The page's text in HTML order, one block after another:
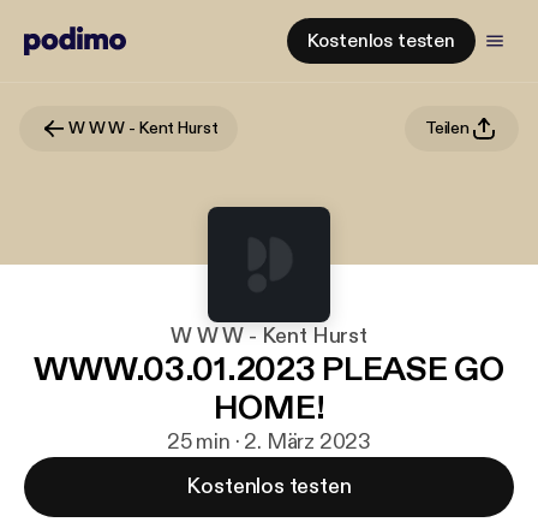
Kostenlos testen
W W W - Kent Hurst Teilen
W W W - Kent Hurst
WWW.03.01.2023 PLEASE GO
HOME!
25 min · 2. März 2023
Kostenlos testen